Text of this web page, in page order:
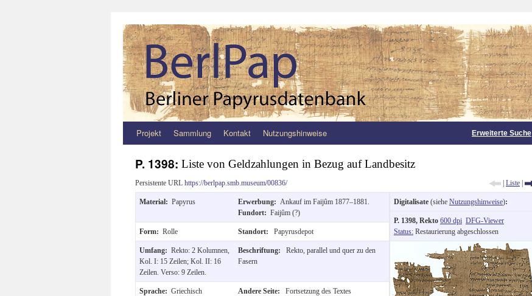
Zum
springen
Projekt Sammlung Kontakt Nutzungshinweise Erweiterte Suche
P. 1398: Liste von Geldzahlungen in Bezug auf Landbesitz
Persistente URL https://berlpap.smb.museum/00836/ | Liste |
Material: Papyrus Erwerbung: Ankauf im Faijûm 1877–1881.
Fundort: Faijûm (?)
Form: Rolle Standort: Papyrusdepot
Umfang: Rekto: 2 Kolumnen,
Kol. I: 15 Zeilen; Kol. II: 16
Zeilen. Verso: 9 Zeilen.
Beschriftung:
Rekto, parallel und quer zu den
Fasern
Sprache: Griechisch Andere Seite: Fortsetzung des Textes
Digitalisate (siehe Nutzungshinweise):
P. 1398, Rekto 600 dpi DFG-Viewer
Status: Restaurierung abgeschlossen